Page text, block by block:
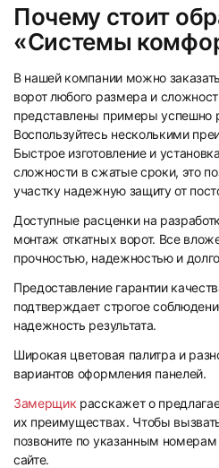
Почему стоит
«Системы
В нашей компании можно
ворот любого размера и
представлены примеры успешно
Воспользуйтесь несколькими
Быстрое изготовление и
сложности в сжатые сроки, это
участку надежную защиту от
Доступные расценки на
монтаж откатных ворот. Все
прочностью, надежностью и
Предоставление гарантии
подтверждает строгое
надежность результата.
Широкая цветовая палитра и
вариантов оформления панелей.
Замерщик расскажет о
их преимуществах. Чтобы
позвоните по указанным номерам
сайте.